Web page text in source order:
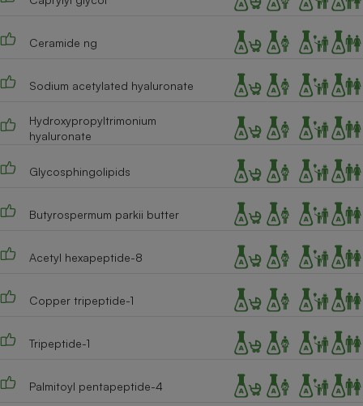
Ceramide ng
Sodium acetylated hyaluronate
Hydroxypropyltrimonium
hyaluronate
Glycosphingolipids
Butyrospermum parkii butter
Acetyl hexapeptide-8
Copper tripeptide-1
Tripeptide-1
Palmitoyl pentapeptide-4